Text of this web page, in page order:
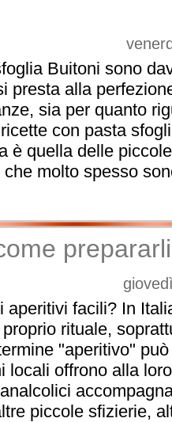
Buitoni sono
presta alla
sia per quanto
con pasta
è quella delle
molto spesso
aperitivi facili? In
rituale,
"aperitivo"
locali offrono alla
piccole sfizierie,